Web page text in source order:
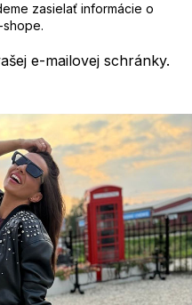
e-mailovej schránky.
zasielať informácie o